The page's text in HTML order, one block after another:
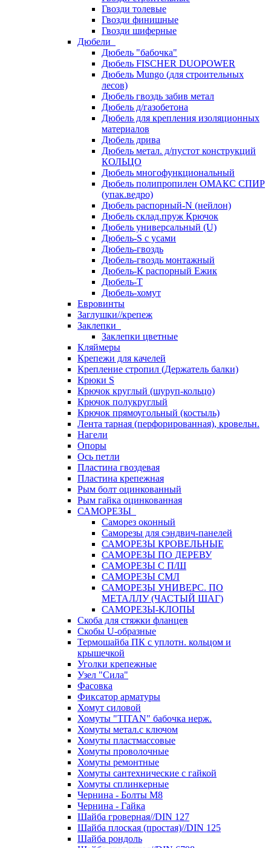
Гвозди толевые
Гвозди финишные
Гвозди шиферные
Дюбели
Дюбель "бабочка"
Дюбель FISCHER DUOPOWER
Дюбель Mungo (для строительных
лесов)
Дюбель гвоздь забив метал
Дюбель д/газобетона
Дюбель для крепления изоляционных
материалов
Дюбель дрива
Дюбель метал. д/пустот конструкций
КОЛЬЦО
Дюбель многофункциональный
Дюбель полипропилен ОМАКС СПИР
(упак.ведро)
Дюбель распорный-N (нейлон)
Дюбель склад.пруж Крючок
Дюбель универсальный (U)
Дюбель-S с усами
Дюбель-гвоздь
Дюбель-гвоздь монтажный
Дюбель-К распорный Ежик
Дюбель-Т
Дюбель-хомут
Евровинты
Заглушки//крепеж
Заклепки
Заклепки цветные
Кляймеры
Крепежи для качелей
Крепление стропил (Держатель балки)
Крюки S
Крючок круглый (шуруп-кольцо)
Крючок полукруглый
Крючок прямоугольный (костыль)
Лента тарная (перфорированная), кровельн.
Нагели
Опоры
Ось петли
Пластина гвоздевая
Пластина крепежная
Рым болт оцинкованный
Рым гайка оцинкованная
САМОРЕЗЫ
Саморез оконный
Саморезы для сэндвич-панелей
САМОРЕЗЫ КРОВЕЛЬНЫЕ
САМОРЕЗЫ ПО ДЕРЕВУ
САМОРЕЗЫ С П/Ш
САМОРЕЗЫ СМЛ
САМОРЕЗЫ УНИВЕРС. ПО
МЕТАЛЛУ (ЧАСТЫЙ ШАГ)
САМОРЕЗЫ-КЛОПЫ
Скоба для стяжки фланцев
Скобы U-образные
Термошайба ПК с уплотн. кольцом и
крышечкой
Уголки крепежные
Узел "Сила"
Фасовка
Фиксатор арматуры
Хомут силовой
Хомуты "TITAN" бабочка нерж.
Хомуты метал.с ключом
Хомуты пластмассовые
Хомуты проволочные
Хомуты ремонтные
Хомуты сантехнические с гайкой
Хомуты сплинкерные
Чернина - Болты М8
Чернина - Гайка
Шайба гроверная//DIN 127
Шайба плоская (простая)//DIN 125
Шайба рондоль